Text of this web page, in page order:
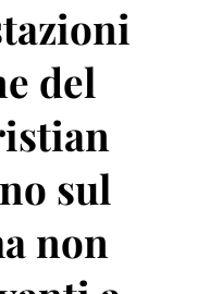
del
sul
non